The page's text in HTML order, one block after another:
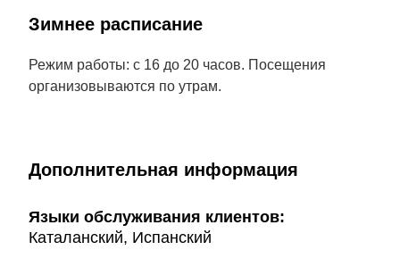
Зимнее расписание
Режим работы: с 16 до 20 часов. Посещения
организовываются по утрам.
Дополнительная информация
Языки обслуживания клиентов:
Каталанский, Испанский